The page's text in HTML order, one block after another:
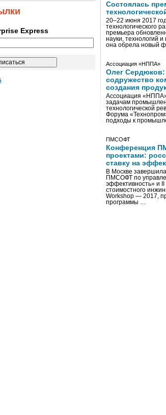
Express
Состоялась
20–22 июня 2017
технологического
премьера
науки, технологий
она обрела новый
Ассоциация «НППА»
Олег
содружество
создания
Ассоциация
задачам
технологической
Форума
подходы к
ПМСОФТ
Конференция
проектами:
ставку на
В Москве
ПМСОФТ по
эффективность» и
стоимостного
Workshop — 2017,
программы …